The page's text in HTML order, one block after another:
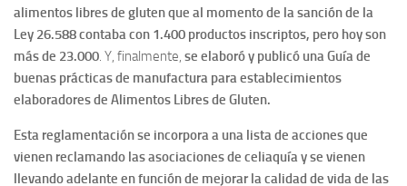
alimentos libres de gluten que al momento de la sanción de la
Ley 26.588 contaba con 1.400 productos inscriptos, pero hoy son
más de 23.000. Y, finalmente, se elaboró y publicó una Guía de
buenas prácticas de manufactura para establecimientos
elaboradores de Alimentos Libres de Gluten.
Esta reglamentación se incorpora a una lista de acciones que
vienen reclamando las asociaciones de celiaquía y se vienen
llevando adelante en función de mejorar la calidad de vida de las